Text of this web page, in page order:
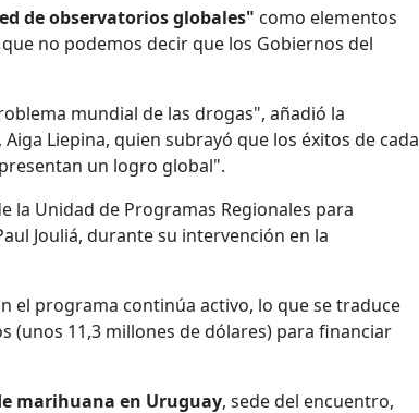
de observatorios globales" como elementos
no podemos decir que los Gobiernos del
mundial de las drogas", añadió la
Liepina, quien subrayó que los éxitos de cada
un logro global".
la Unidad de Programas Regionales para
Jouliá, durante su intervención en la
el programa continúa activo, lo que se traduce
(unos 11,3 millones de dólares) para financiar
marihuana en Uruguay, sede del encuentro,